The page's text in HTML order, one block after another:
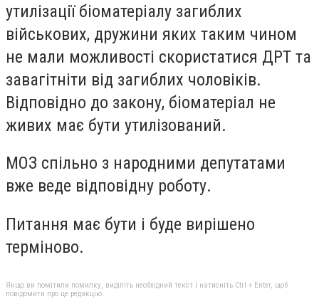
утилізації біоматеріалу загиблих
військових, дружини яких таким чином
не мали можливості скористатися ДРТ та
завагітніти від загиблих чоловіків.
Відповідно до закону, біоматеріал не
живих має бути утилізований.
МОЗ спільно з народними депутатами
вже веде відповідну роботу.
Питання має бути і буде вирішено
терміново.
Якщо ви помітили помилку, виділіть необхідний текст і натисніть Ctrl + Enter, щоб
повідомити про це редакцію